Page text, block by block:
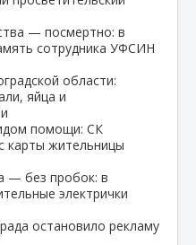
— посмертно: в
сотрудника УФСИН
области:
яйца и
помощи: СК
карты жительницы
— без пробок: в
электрички
остановило рекламу